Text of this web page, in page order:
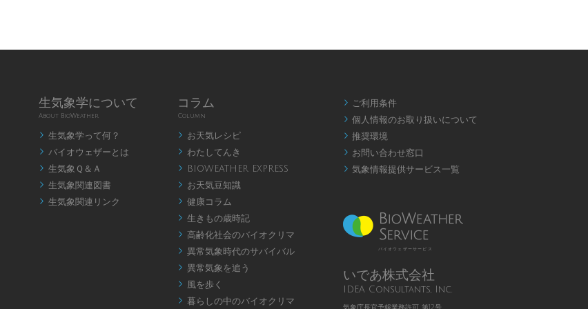
生気象学について
About BioWeather
 生気象学って何？
 バイオウェザーとは
 生気象Ｑ＆Ａ
 生気象関連図書
 生気象関連リンク
コラム
Column
 お天気レシピ
 わたしてんき
 BIOWEATHER EXPRESS
 お天気豆知識
 健康コラム
 生きもの歳時記
 高齢化社会のバイオクリマ
 異常気象時代のサバイバル
 異常気象を追う
 風を歩く
 暮らしの中のバイオクリマ
 ご利用条件
 個人情報のお取り扱いについて
 推奨環境
 お問い合わせ窓口
 気象情報提供サービス一覧
バイオウェザーサービス
いであ株式会社
IDEA Consultants, Inc.
気象庁長官予報業務許可 第12号